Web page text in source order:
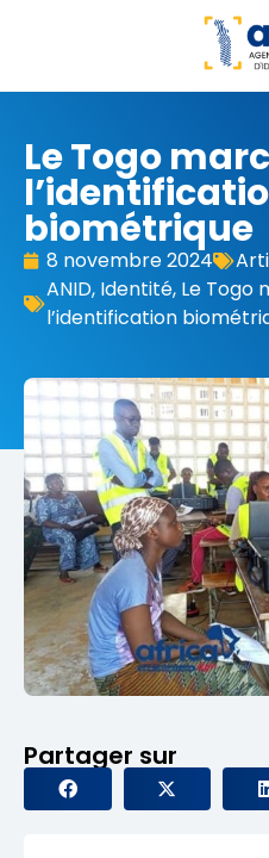
Le Togo
biométrique
8 novembre 2024
ANID, Identité, Le Togo
l’identification
Partager sur